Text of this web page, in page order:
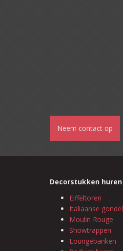
Neem contact op
Decorstukken huren
Eiffeltoren
Italiaanse gondel
Moulin Rouge
Showtrappen
Loungebanken